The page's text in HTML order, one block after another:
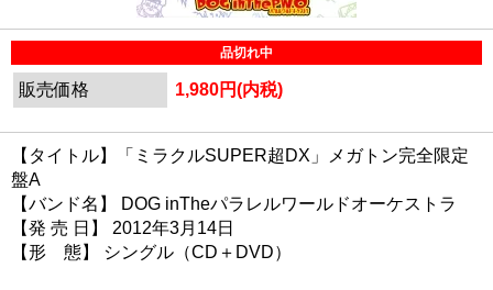
品切れ中
販売価格 1,980円(内税)
【タイトル】「ミラクルSUPER超DX」メガトン完全限定
盤A
【バンド名】 DOG inTheパラレルワールドオーケストラ
【発 売 日】 2012年3月14日
【形 態】 シングル（CD＋DVD）